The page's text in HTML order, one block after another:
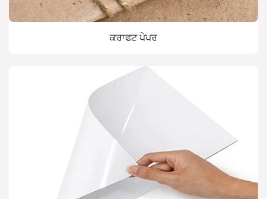
ਕਰਾਫਟ ਪੇਪਰ